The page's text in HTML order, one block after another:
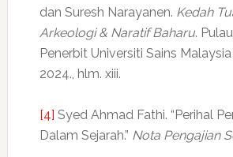
dan Suresh Narayanen. Kedah
Arkeologi & Naratif Baharu.
Penerbit Universiti Sains
2024., hlm. xiii.
[4] Syed Ahmad Fathi. “Perihal
Dalam Sejarah.” Nota Pengajian